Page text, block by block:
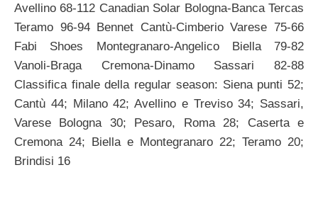
Avellino 68-112 Canadian Solar Bologna-Banca Tercas
Teramo 96-94 Bennet Cantù-Cimberio Varese 75-66
Fabi Shoes Montegranaro-Angelico Biella 79-82
Vanoli-Braga Cremona-Dinamo Sassari 82-88
Classifica finale della regular season: Siena punti 52;
Cantù 44; Milano 42; Avellino e Treviso 34; Sassari,
Varese Bologna 30; Pesaro, Roma 28; Caserta e
Cremona 24; Biella e Montegranaro 22; Teramo 20;
Brindisi 16